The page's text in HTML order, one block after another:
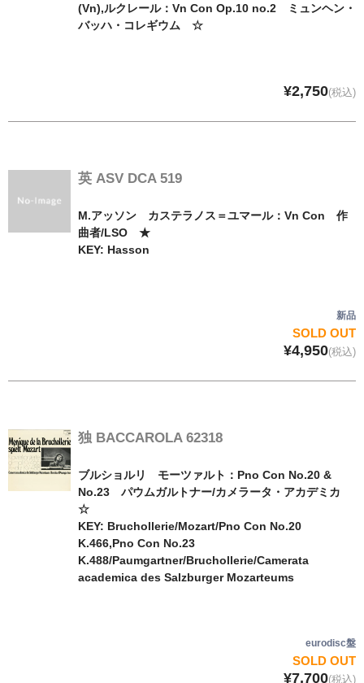
(Vn),ルクレール：Vn Con Op.10 no.2 ミュンヘン・
バッハ・コレギウム ☆
¥2,750(税込)
英 ASV DCA 519
M.アッソン カステラノス＝ユマール：Vn Con 作
曲者/LSO ★
KEY: Hasson
新品
SOLD OUT
¥4,950(税込)
独 BACCAROLA 62318
ブルショルリ モーツァルト：Pno Con No.20 &
No.23 パウムガルトナー/カメラータ・アカデミカ
☆
KEY: Bruchollerie/Mozart/Pno Con No.20
K.466,Pno Con No.23
K.488/Paumgartner/Bruchollerie/Camerata
academica des Salzburger Mozarteums
eurodisc盤
SOLD OUT
¥7,700(税込)